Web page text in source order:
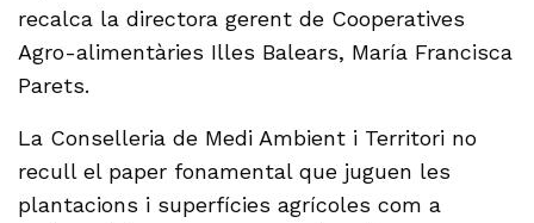
recalca la directora gerent de Cooperatives
Agro-alimentàries Illes Balears, María Francisca
Parets.
La Conselleria de Medi Ambient i Territori no
recull el paper fonamental que juguen les
plantacions i superfícies agrícoles com a